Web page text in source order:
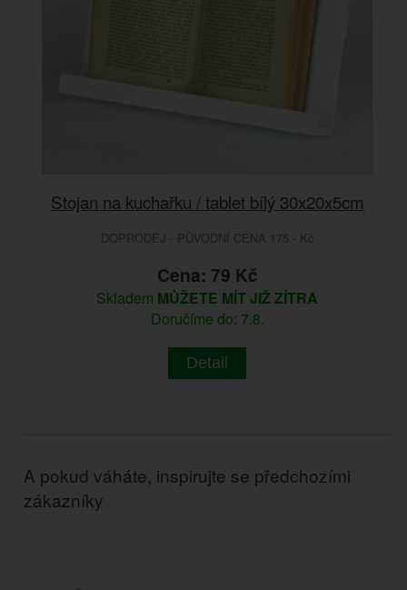
Stojan na kuchařku / tablet bílý 30x20x5cm
DOPRODEJ - PŮVODNÍ CENA 175.- Kč
Cena: 79 Kč
Skladem MŮŽETE MÍT JIŽ ZÍTRA
Doručíme do: 7.8.
Detail
A pokud váháte, inspirujte se předchozími
zákazníky